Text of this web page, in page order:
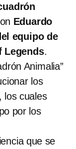
Eduardo
equipo de
Legends.
Animalia”
los
los cuales
por los
que se